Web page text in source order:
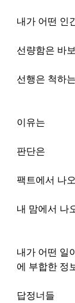
내가 어떤 인
선량함은 바
선행은 척하
이유는
판단은
팩트에서 나
내 맘에서 나
내가 어떤 일
에 부합한 정
답정너들